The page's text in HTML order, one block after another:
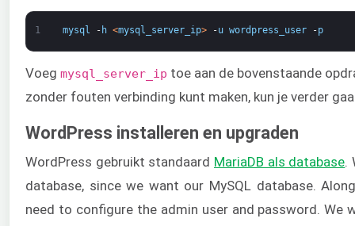
1 mysql - h <mysql_server_ip> -u wordpress_user -p
Voeg mysql_server_ip toe aan de bovenstaande
zonder fouten verbinding kunt maken, kun je verder
WordPress installeren en upgraden
WordPress gebruikt standaard MariaDB als database.
database, since we want our MySQL database.
need to configure the admin user and password. We